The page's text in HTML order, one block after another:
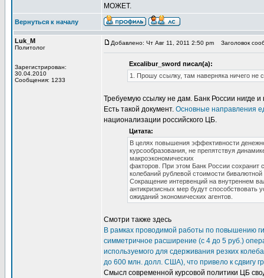
МОЖЕТ.
Вернуться к началу
Luk_M
Политолог
Зарегистрирован:
30.04.2010
Сообщения: 1233
Добавлено: Чт Авг 11, 2011 2:50 pm Заголовок
Excalibur_sword писал(а):
1. Прошу ссылку, там наверняка ничего не
Требуемую ссылку не дам. Банк России нигде
Есть такой документ. Основные направления
национализации российского ЦБ.
Цитата:
В целях повышения эффективности
курсообразования, не препятствуя
макроэкономических
факторов. При этом Банк России сохранит
колебаний рублевой стоимости бивалютной
Сокращение интервенций на внутреннем
антикризисных мер будут
ожиданий экономических агентов.
Смотри также здесь
В рамках проводимой работы по повышению
симметричное расширение (с 4 до 5 руб.)
используемого для сдерживания резких
до 600 млн. долл. США), что привело к сдвигу
Смысл современной курсовой политики ЦБ